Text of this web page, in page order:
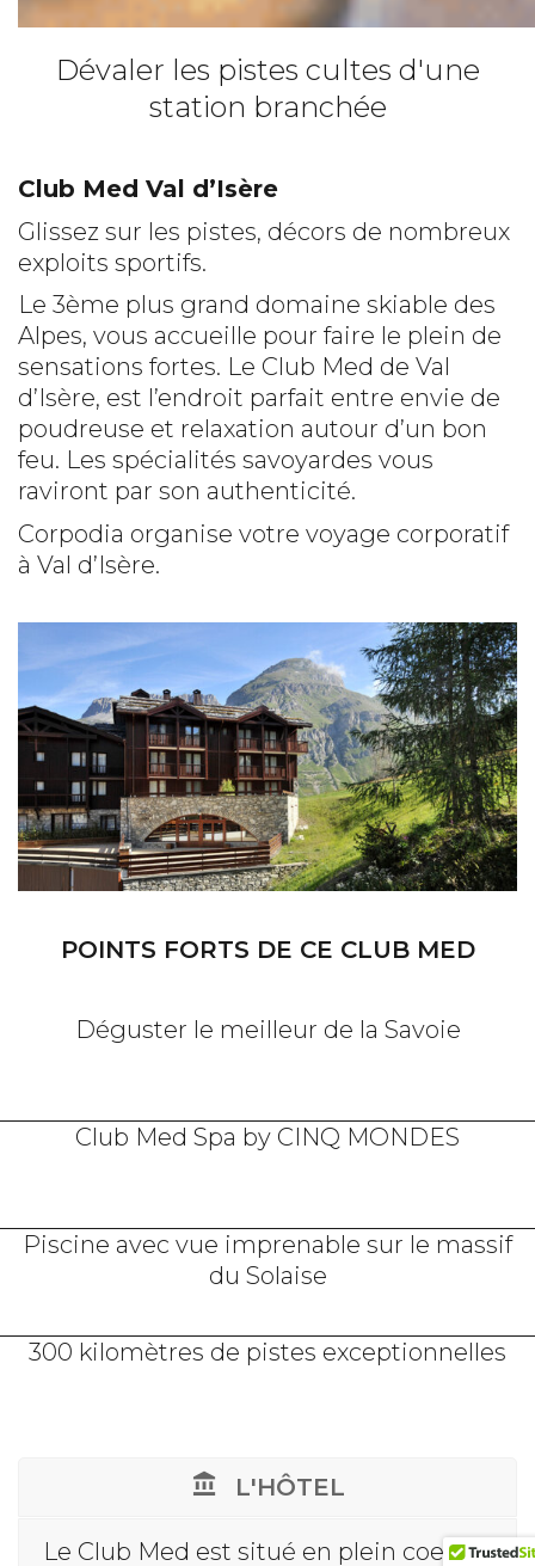
Dévaler les pistes cultes d'une
station branchée
Club Med Val d’Isère
Glissez sur les pistes, décors de nombreux
exploits sportifs.
Le 3ème plus grand domaine skiable des
Alpes, vous accueille pour faire le plein de
sensations fortes. Le Club Med de Val
d’Isère, est l’endroit parfait entre envie de
poudreuse et relaxation autour d’un bon
feu. Les spécialités savoyardes vous
raviront par son authenticité.
Corpodia organise votre voyage corporatif
à Val d’Isère.
POINTS FORTS DE CE CLUB MED
Déguster le meilleur de la Savoie
Club Med Spa by CINQ MONDES
Piscine avec vue imprenable sur le massif
du Solaise
300 kilomètres de pistes exceptionnelles
L'HÔTEL
Le Club Med est situé en plein coeur